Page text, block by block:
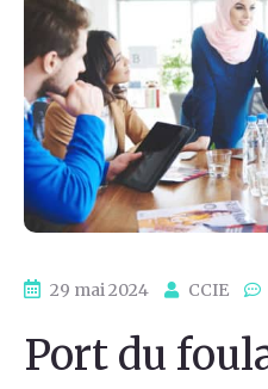
29 mai 2024 CCIE
Port du